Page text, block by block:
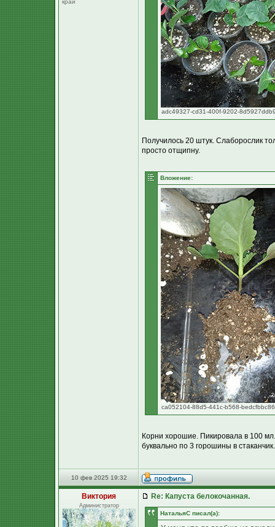
край
adc49327-cd31-400f-9202-
Получилось 20 штук. Слаборослик
просто отщипну.
Вложение:
ca052104-88d5-441c-b568-
Корни хорошие. Пикировала в 100
буквально по 3 горошины в
10 фев 2025 19:32
Виктория
Администратор
Re: Капуста белокочанная.
НатальяС писал(а):